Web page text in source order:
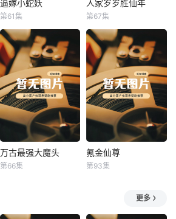
逼嫁小蛇妖
逼嫁小蛇妖
第61集
人家岁岁胜仙年
人家岁岁胜仙年
第67集
万古最强大魔头
万古最强大魔头
第66集
氪金仙尊
氪金仙尊
第93集
更多